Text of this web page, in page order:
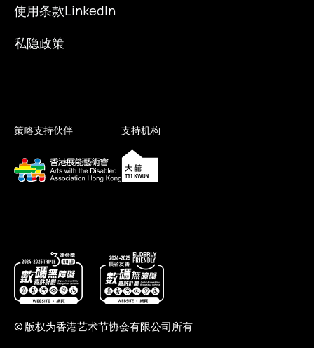
使用条款
私隐政策
LinkedIn
策略支持伙伴 支持机构
© 版权为香港艺术节协会有限公司所有